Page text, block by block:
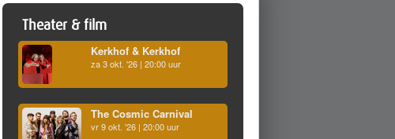
Theater & film
Kerkhof & Kerkhof
za 3 okt. '26 | 20:00 uur
The Cosmic Carnival
vr 9 okt. '26 | 20:00 uur